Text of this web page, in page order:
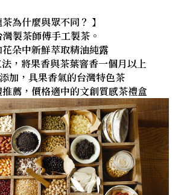
為什麼與眾不同？ 】
製茶師傅手工製茶。
朵中新鮮萃取精油純露
，將果香與茶葉窨香一個月以上
加，具果香氣的台灣特色茶
薦，價格適中的文創質感茶禮盒